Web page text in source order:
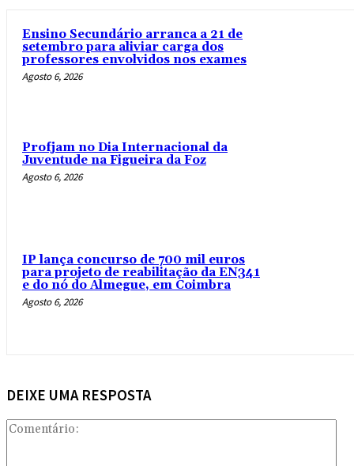
Ensino Secundário arranca a 21 de
setembro para aliviar carga dos
professores envolvidos nos exames
Agosto 6, 2026
Profjam no Dia Internacional da
Juventude na Figueira da Foz
Agosto 6, 2026
IP lança concurso de 700 mil euros
para projeto de reabilitação da EN341
e do nó do Almegue, em Coimbra
Agosto 6, 2026
DEIXE UMA RESPOSTA